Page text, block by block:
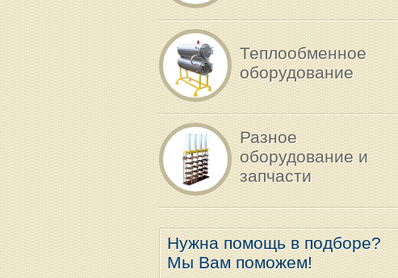
Теплообменное
оборудование
Разное
оборудование и
запчасти
Нужна помощь в подборе?
Мы Вам поможем!